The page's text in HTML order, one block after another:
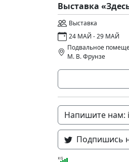
Выставка
Выставка
24 МАЙ - 29 МАЙ
Подвальное
М. В. Фрунзе
Напишите нам:
Подпишись